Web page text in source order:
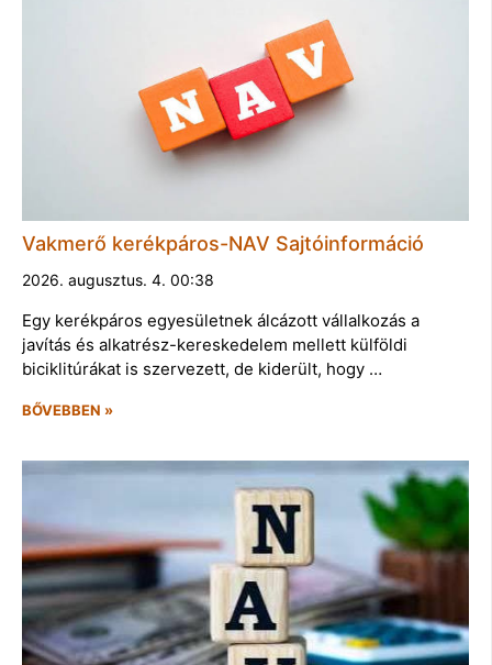
Vakmerő kerékpáros-NAV Sajtóinformáció
2026. augusztus. 4. 00:38
Egy kerékpáros egyesületnek álcázott vállalkozás a
javítás és alkatrész-kereskedelem mellett külföldi
biciklitúrákat is szervezett, de kiderült, hogy …
BŐVEBBEN »